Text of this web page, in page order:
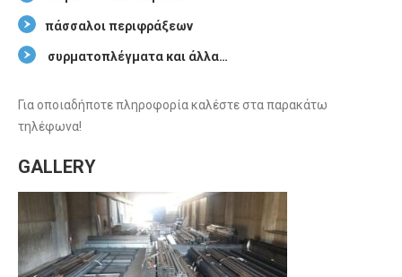
πάσσαλοι περιφράξεων
συρματοπλέγματα και άλλα…
Για οποιαδήποτε πληροφορία καλέστε στα παρακάτω
τηλέφωνα!
GALLERY